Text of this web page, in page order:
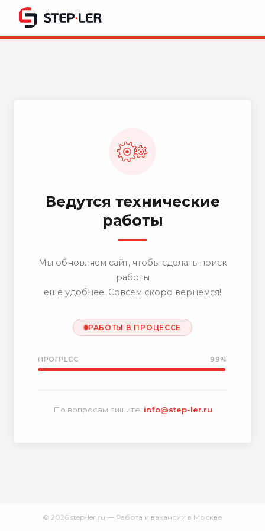
Ведутся технические
работы
Мы обновляем сайт, чтобы сделать поиск
работы
ещё удобнее. Совсем скоро вернёмся!
РАБОТЫ В ПРОЦЕССЕ
ПРОГРЕСС 99%
По вопросам пишите: info@step-ler.ru
© 2026 step-ler.ru — Работа и вакансии в Москве